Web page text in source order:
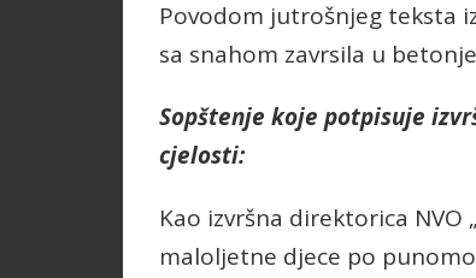
Povodom jutrošnjeg teksta
sa snahom zavrsila u
Sopštenje koje potpisuje
cjelosti:
Kao izvršna direktorica NVO
maloljetne djece po